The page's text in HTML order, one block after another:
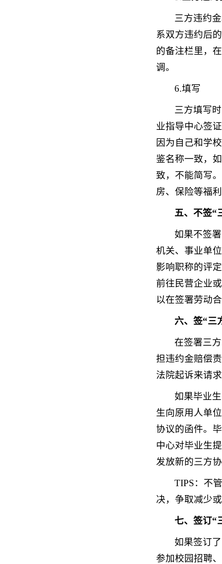
三方违约
系双方违约后
的备注栏里，
调。
6.填写
三方填写
业指导中心签
因为自己和学
鉴名称一致，
致，不能简写
房、保险等福
五、不签“
如果不签
机关、事业单
影响职称的评
前往民营企业
以在签署劳动
六、签“三
在签署三
担违约金赔偿
法院起诉来请
如果毕业
生向原用人单
协议的函件。
中心对毕业生
发放新的三方
TIPS：不
决，争取减少
七、签订“
如果签订
参加校园招聘